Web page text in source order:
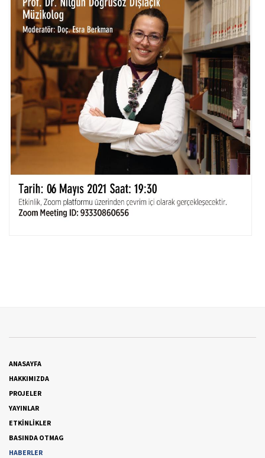
ANASAYFA
HAKKIMIZDA
PROJELER
YAYINLAR
ETKİNLİKLER
BASINDA OTMAG
HABERLER